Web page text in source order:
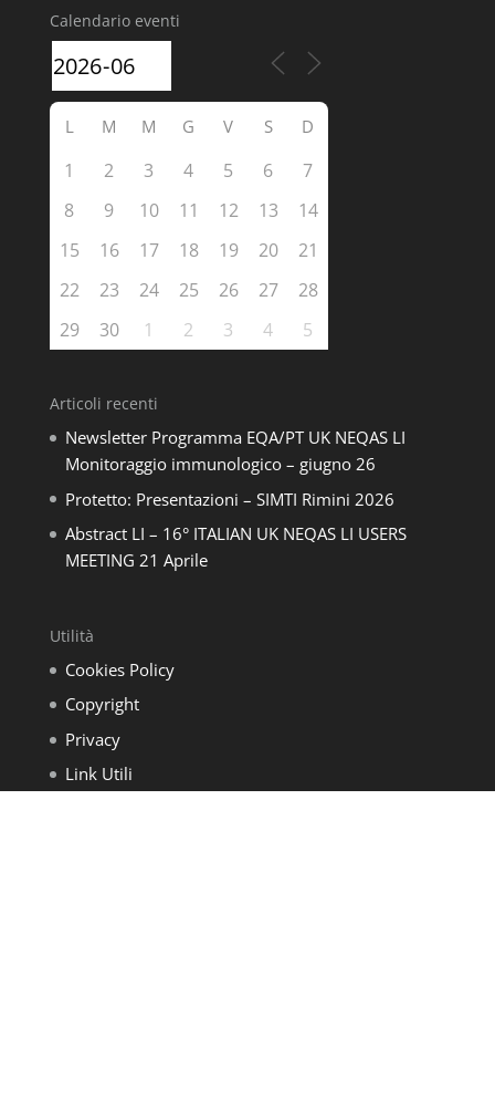
Calendario eventi
L M M G V S D
1 2 3 4 5 6
7
8
9 10 11 12 13
14
15
16 17 18 19 20
21
22
23 24 25 26 27
28
29
30 1 2 3 4 5
Articoli recenti
Newsletter Programma EQA/PT UK NEQAS LI
Monitoraggio immunologico – giugno 26
Protetto: Presentazioni – SIMTI Rimini 2026
Abstract LI – 16° ITALIAN UK NEQAS LI USERS
MEETING 21 Aprile
Utilità
Cookies Policy
Copyright
Privacy
Link Utili